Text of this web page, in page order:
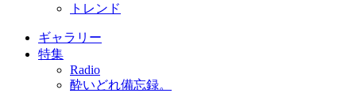
トレンド
ギャラリー
特集
Radio
酔いどれ備忘録。